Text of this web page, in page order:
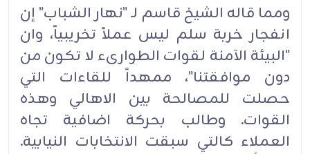
ومما قاله الشيخ قاسم لـ "نهار الشباب" إن
انفجار خربة سلم ليس عملاً تخريبياً، وان
"البيئة الآمنة لقوات الطوارىء لا تكون من
دون موافقتنا"، ممهداً للقاءات التي
حصلت للمصالحة بين الاهالي وهذه
القوات. وطالب بحركة اضافية تجاه
العملاء كالتي سبقت الانتخابات النيابية.